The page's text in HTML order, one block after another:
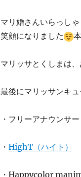
マリ婚さんいらっし
笑顔になりました
マリッサとくしまは
最後にマリッサンキ
・フリーアナウンサ
・ HighT（ハイト）
・Happycolor